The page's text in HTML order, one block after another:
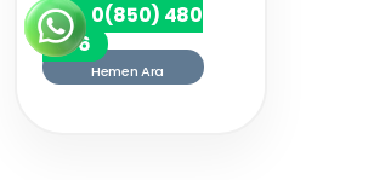
0(850) 480
7256
Hemen Ara